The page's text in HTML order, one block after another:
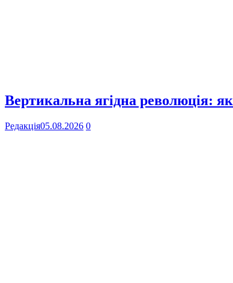
Вертикальна ягідна революція:
Редакція05.08.2026 0